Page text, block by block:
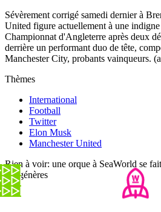
Sévèrement corrigé samedi dernier à
United figure actuellement à une
Championnat d'Angleterre après deux
derrière un performant duo de tête,
Manchester City, probants vainqueurs.
Thèmes
International
Football
Twitter
Elon Musk
Manchester United
Rien à voir: une orque à SeaWorld se
congénères